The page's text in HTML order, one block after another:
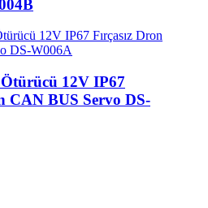
12V IP67
CAN BUS Servo DS-